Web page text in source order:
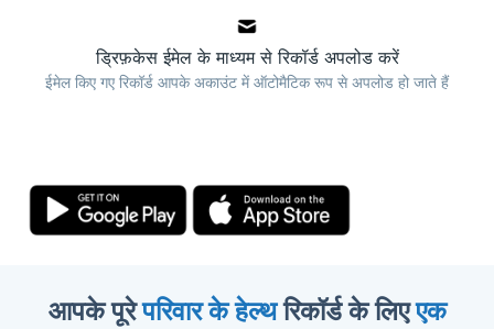
ड्रिफ़केस ईमेल के माध्यम से रिकॉर्ड अपलोड करें
ईमेल किए गए रिकॉर्ड आपके अकाउंट में ऑटोमैटिक रूप से अपलोड हो जाते हैं
आपके पूरेपरिवार के हेल्थरिकॉर्ड के लिएएक